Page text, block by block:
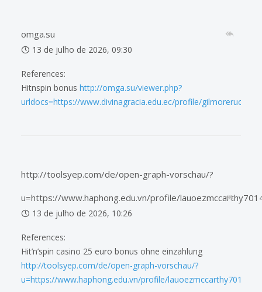
omga.su
13 de julho de 2026, 09:30
References:
Hitnspin bonus http://omga.su/viewer.php?
urldocs=https://www.divinagracia.edu.ec/profile/
http://toolsyep.com/de/open-graph-vorschau/?
u=https://www.haphong.edu.vn/profile/
13 de julho de 2026, 10:26
References:
Hit’n’spin casino 25 euro bonus ohne einzahlung
http://toolsyep.com/de/open-graph-vorschau/?
u=https://www.haphong.edu.vn/profile/lauoezmccarthy70144/